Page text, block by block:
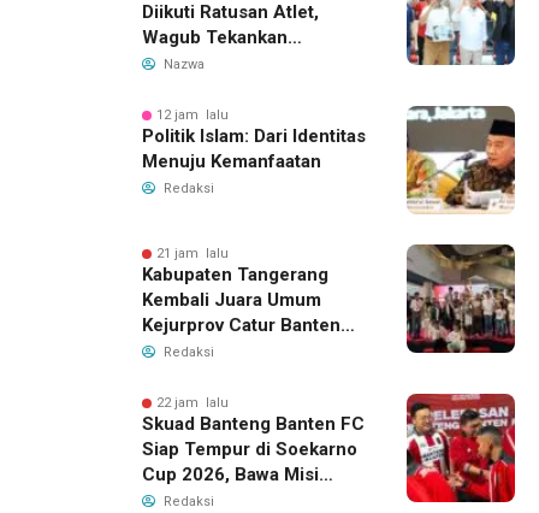
Diikuti Ratusan Atlet,
Wagub Tekankan
Pembinaan Dini
Nazwa
12 jam lalu
Politik Islam: Dari Identitas
Menuju Kemanfaatan
Redaksi
21 jam lalu
Kabupaten Tangerang
Kembali Juara Umum
Kejurprov Catur Banten
2026, Raih 24 Medali
Redaksi
22 jam lalu
Skuad Banteng Banten FC
Siap Tempur di Soekarno
Cup 2026, Bawa Misi
Harumkan Nama Banten
Redaksi